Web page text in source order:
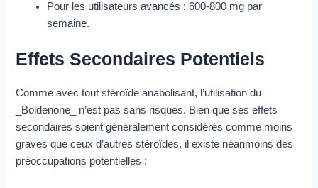
Pour les utilisateurs avancés : 600-800 mg par
semaine.
Effets Secondaires Potentiels
Comme avec tout stéroïde anabolisant, l’utilisation du
_Boldenone_ n’est pas sans risques. Bien que ses effets
secondaires soient généralement considérés comme moins
graves que ceux d’autres stéroïdes, il existe néanmoins des
préoccupations potentielles :